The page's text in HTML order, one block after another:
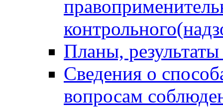
Планы,
Сведения о
вопросам